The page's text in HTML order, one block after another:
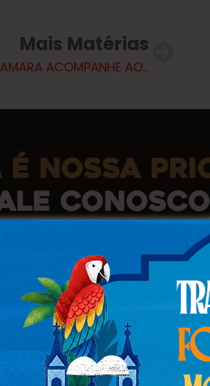
Mais Matérias
1ª SESSÃO DA CAMARA ACOMPANHE AO VIVO
na Palma da Sua Mão
Palavra "Sim"